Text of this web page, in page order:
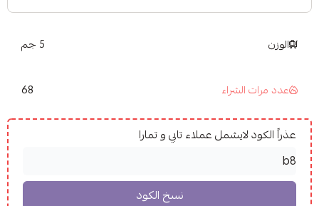
الوزن 5 جم
عدد مرات الشراء 68
عذراً الكود لايشمل عملاء تابي و تمارا